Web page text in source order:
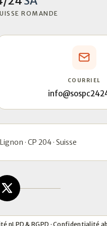
ROMANDE
COURRIEL
· CP 204 · Suisse
nLPD & RGPD · Confidentialité